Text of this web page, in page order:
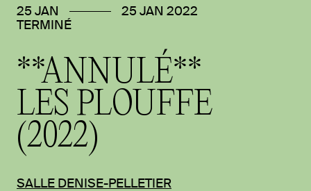
**ANNULÉ**
LES PLOUFFE
(2022)
25 JAN
25 JAN 2022
TERMINÉ
SALLE DENISE-PELLETIER